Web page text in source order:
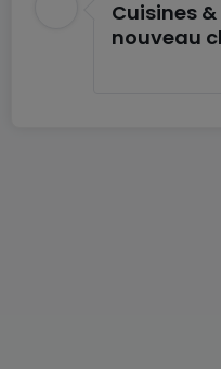
apartment.
The modifications will
Cuisines
nouveau